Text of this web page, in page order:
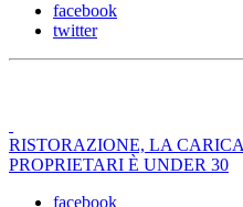
facebook
twitter
RISTORAZIONE, LA
PROPRIETARI È UNDER 30
facebook